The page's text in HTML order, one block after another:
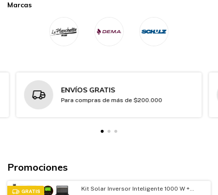
Marcas
ENVÍOS GRATIS
Para compras de más de $200.000
Promociones
GRATIS
Kit Solar Inversor Inteligente 1000 W +